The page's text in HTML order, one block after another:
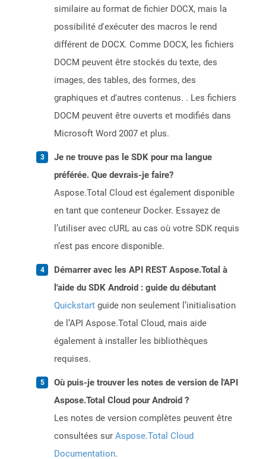
similaire au format de fichier DOCX, mais la
possibilité d'exécuter des macros le rend
différent de DOCX. Comme DOCX, les fichiers
DOCM peuvent être stockés du texte, des
images, des tables, des formes, des
graphiques et d'autres contenus. . Les fichiers
DOCM peuvent être ouverts et modifiés dans
Microsoft Word 2007 et plus.
Je ne trouve pas le SDK pour ma langue
préférée. Que devrais-je faire?
Aspose.Total Cloud est également disponible
en tant que conteneur Docker. Essayez de
l’utiliser avec cURL au cas où votre SDK requis
n’est pas encore disponible.
Démarrer avec les API REST Aspose.Total à
l'aide du SDK Android : guide du débutant
Quickstart guide non seulement l’initialisation
de l’API Aspose.Total Cloud, mais aide
également à installer les bibliothèques
requises.
Où puis-je trouver les notes de version de l'API
Aspose.Total Cloud pour Android ?
Les notes de version complètes peuvent être
consultées sur Aspose.Total Cloud
Documentation.